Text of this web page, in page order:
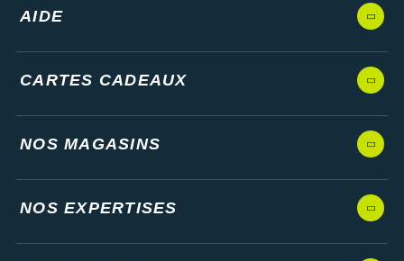
AIDE
CARTES CADEAUX
NOS MAGASINS
NOS EXPERTISES